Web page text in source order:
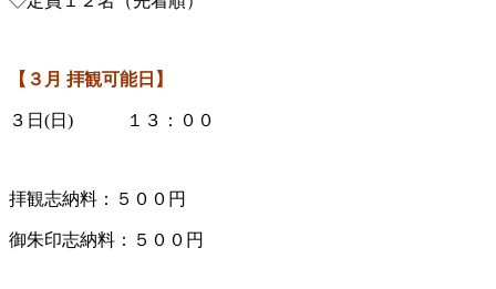
【３ 月 拝観可能日】
３日(日) １３：００
拝観志納料：５００円
御朱印志納料：５００円